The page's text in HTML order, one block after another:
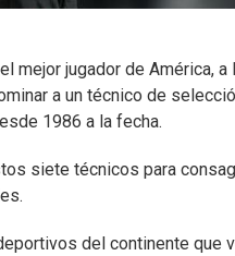
mejor jugador de América,
a un técnico de
1986 a la fecha.
siete técnicos para
del continente que